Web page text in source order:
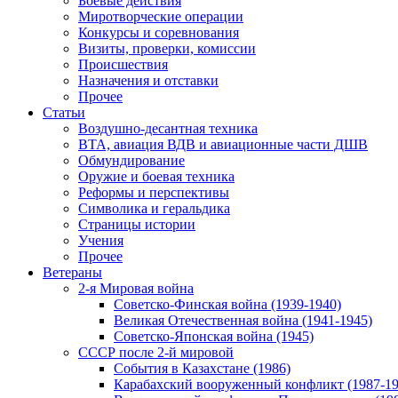
Миротворческие операции
Конкурсы и соревнования
Визиты, проверки, комиссии
Происшествия
Назначения и отставки
Прочее
Статьи
Воздушно-десантная техника
ВТА, авиация ВДВ и авиационные части ДШВ
Обмундирование
Оружие и боевая техника
Реформы и перспективы
Символика и геральдика
Страницы истории
Учения
Прочее
Ветераны
2-я Мировая война
Советско-Финская война (1939-1940)
Великая Отечественная война (1941-1945)
Советско-Японская война (1945)
СССР после 2-й мировой
События в Казахстане (1986)
Карабахский вооруженный конфликт (1987-